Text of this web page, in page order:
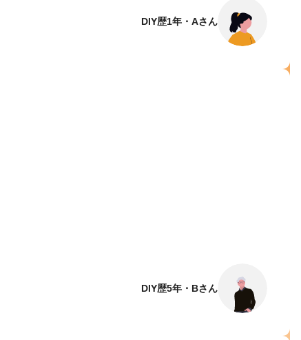
DIY歴1年・Aさん
DIY歴5年・Bさん